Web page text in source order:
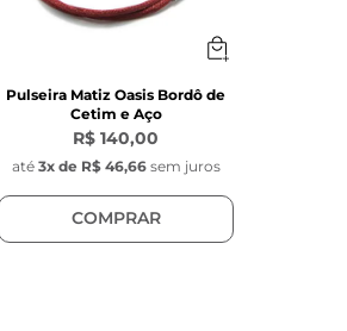
Pulseira Matiz Oasis Bordô de
Cetim e Aço
R$ 140,00
até 3x de R$ 46,66 sem juros
COMPRAR